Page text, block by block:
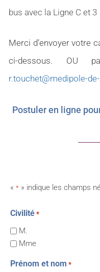
bus avec la Ligne C et 3
Merci d’envoyer votre
ci-dessous. OU
r.touchet@medipole-
Postuler en ligne
« * » indique les champs
Civilité *
M.
Mme
Prénom et nom *
Jour
Jour